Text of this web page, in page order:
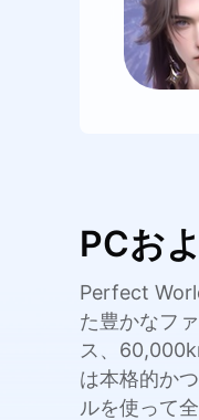
PCお
Perfect
た豊かなフ
ス、
は本格的か
ルを使って